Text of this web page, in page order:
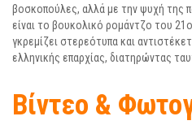
βοσκοπούλες, αλλά με την ψυχή της
είναι το βουκολικό ρομάντζο του
γκρεμίζει στερεότυπα και
ελληνικής επαρχίας, διατηρώντας
Βίντεο &